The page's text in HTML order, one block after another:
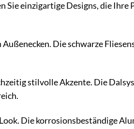
einzigartige Designs, die Ihre
Die schwarze
stilvolle Akzente. Die
Die korrosionsbeständige